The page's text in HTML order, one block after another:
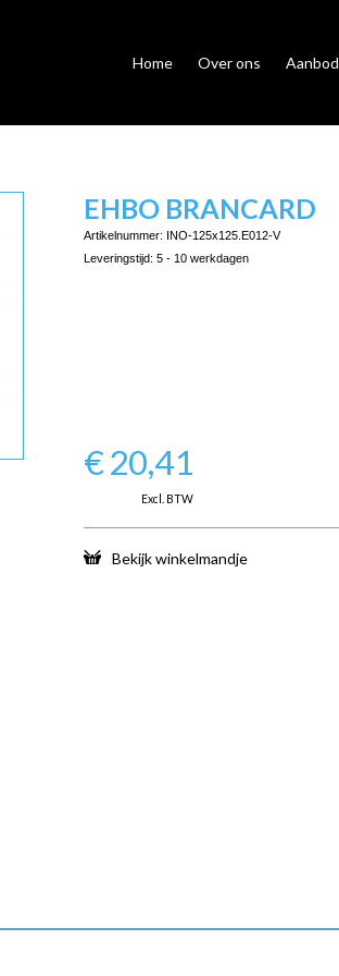
Home Over ons Aanbod
EHBO BRANCARD
Artikelnummer: INO-125x125.E012-V
Leveringstijd: 5 - 10 werkdagen
€20,41
Excl. BTW
Bekijk winkelmandje